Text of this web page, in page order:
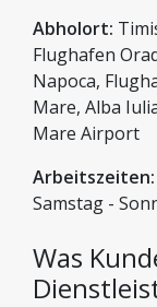
umfassende
Region
Erfahrung des
der Flexibilität,
reisen.
Abholort:
Flughafen
Napoca,
Mare, Alba
Mare Airport
Arbeitszeiten:
Samstag -
Was